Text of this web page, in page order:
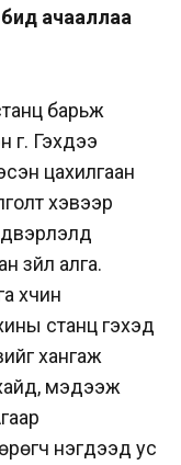
ачааллаа
барьж
Гэхдээ
цахилгаан
хэвээр
зүйл алга.
хүчин
станц гэхэд
хангаж
мэдээж
нэгдээд ус